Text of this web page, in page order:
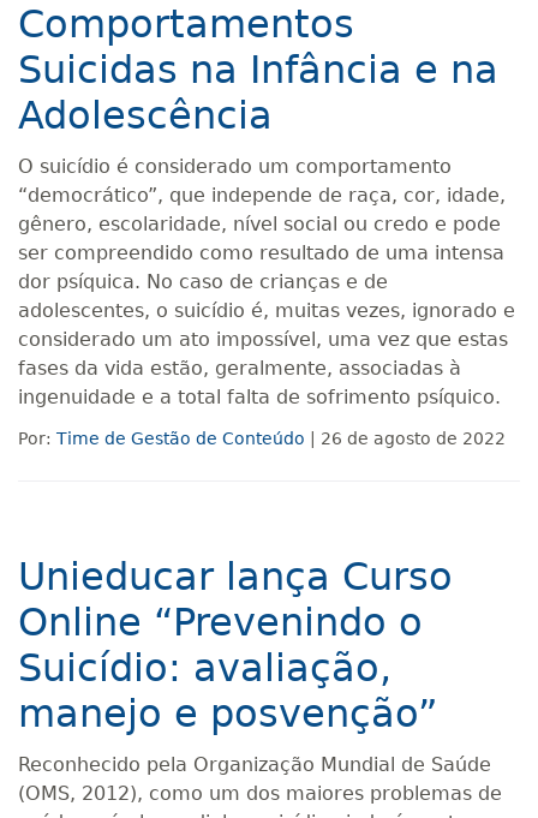
Comportamentos
Suicidas na Infância e na
Adolescência
O suicídio é considerado um comportamento
“democrático”, que independe de raça, cor, idade,
gênero, escolaridade, nível social ou credo e pode
ser compreendido como resultado de uma intensa
dor psíquica. No caso de crianças e de
adolescentes, o suicídio é, muitas vezes, ignorado e
considerado um ato impossível, uma vez que estas
fases da vida estão, geralmente, associadas à
ingenuidade e a total falta de sofrimento psíquico.
Por: Time de Gestão de Conteúdo | 26 de agosto de 2022
Unieducar lança Curso
Online “Prevenindo o
Suicídio: avaliação,
manejo e posvenção”
Reconhecido pela Organização Mundial de Saúde
(OMS, 2012), como um dos maiores problemas de